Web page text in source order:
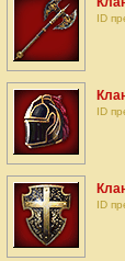
ID
ID
ID